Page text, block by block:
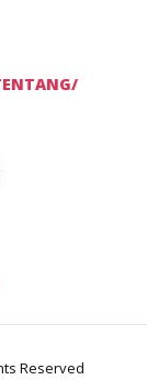
Reserved